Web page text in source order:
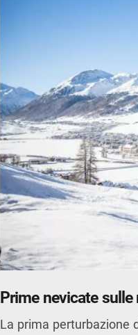
Prime nevicate
La prima perturbazione